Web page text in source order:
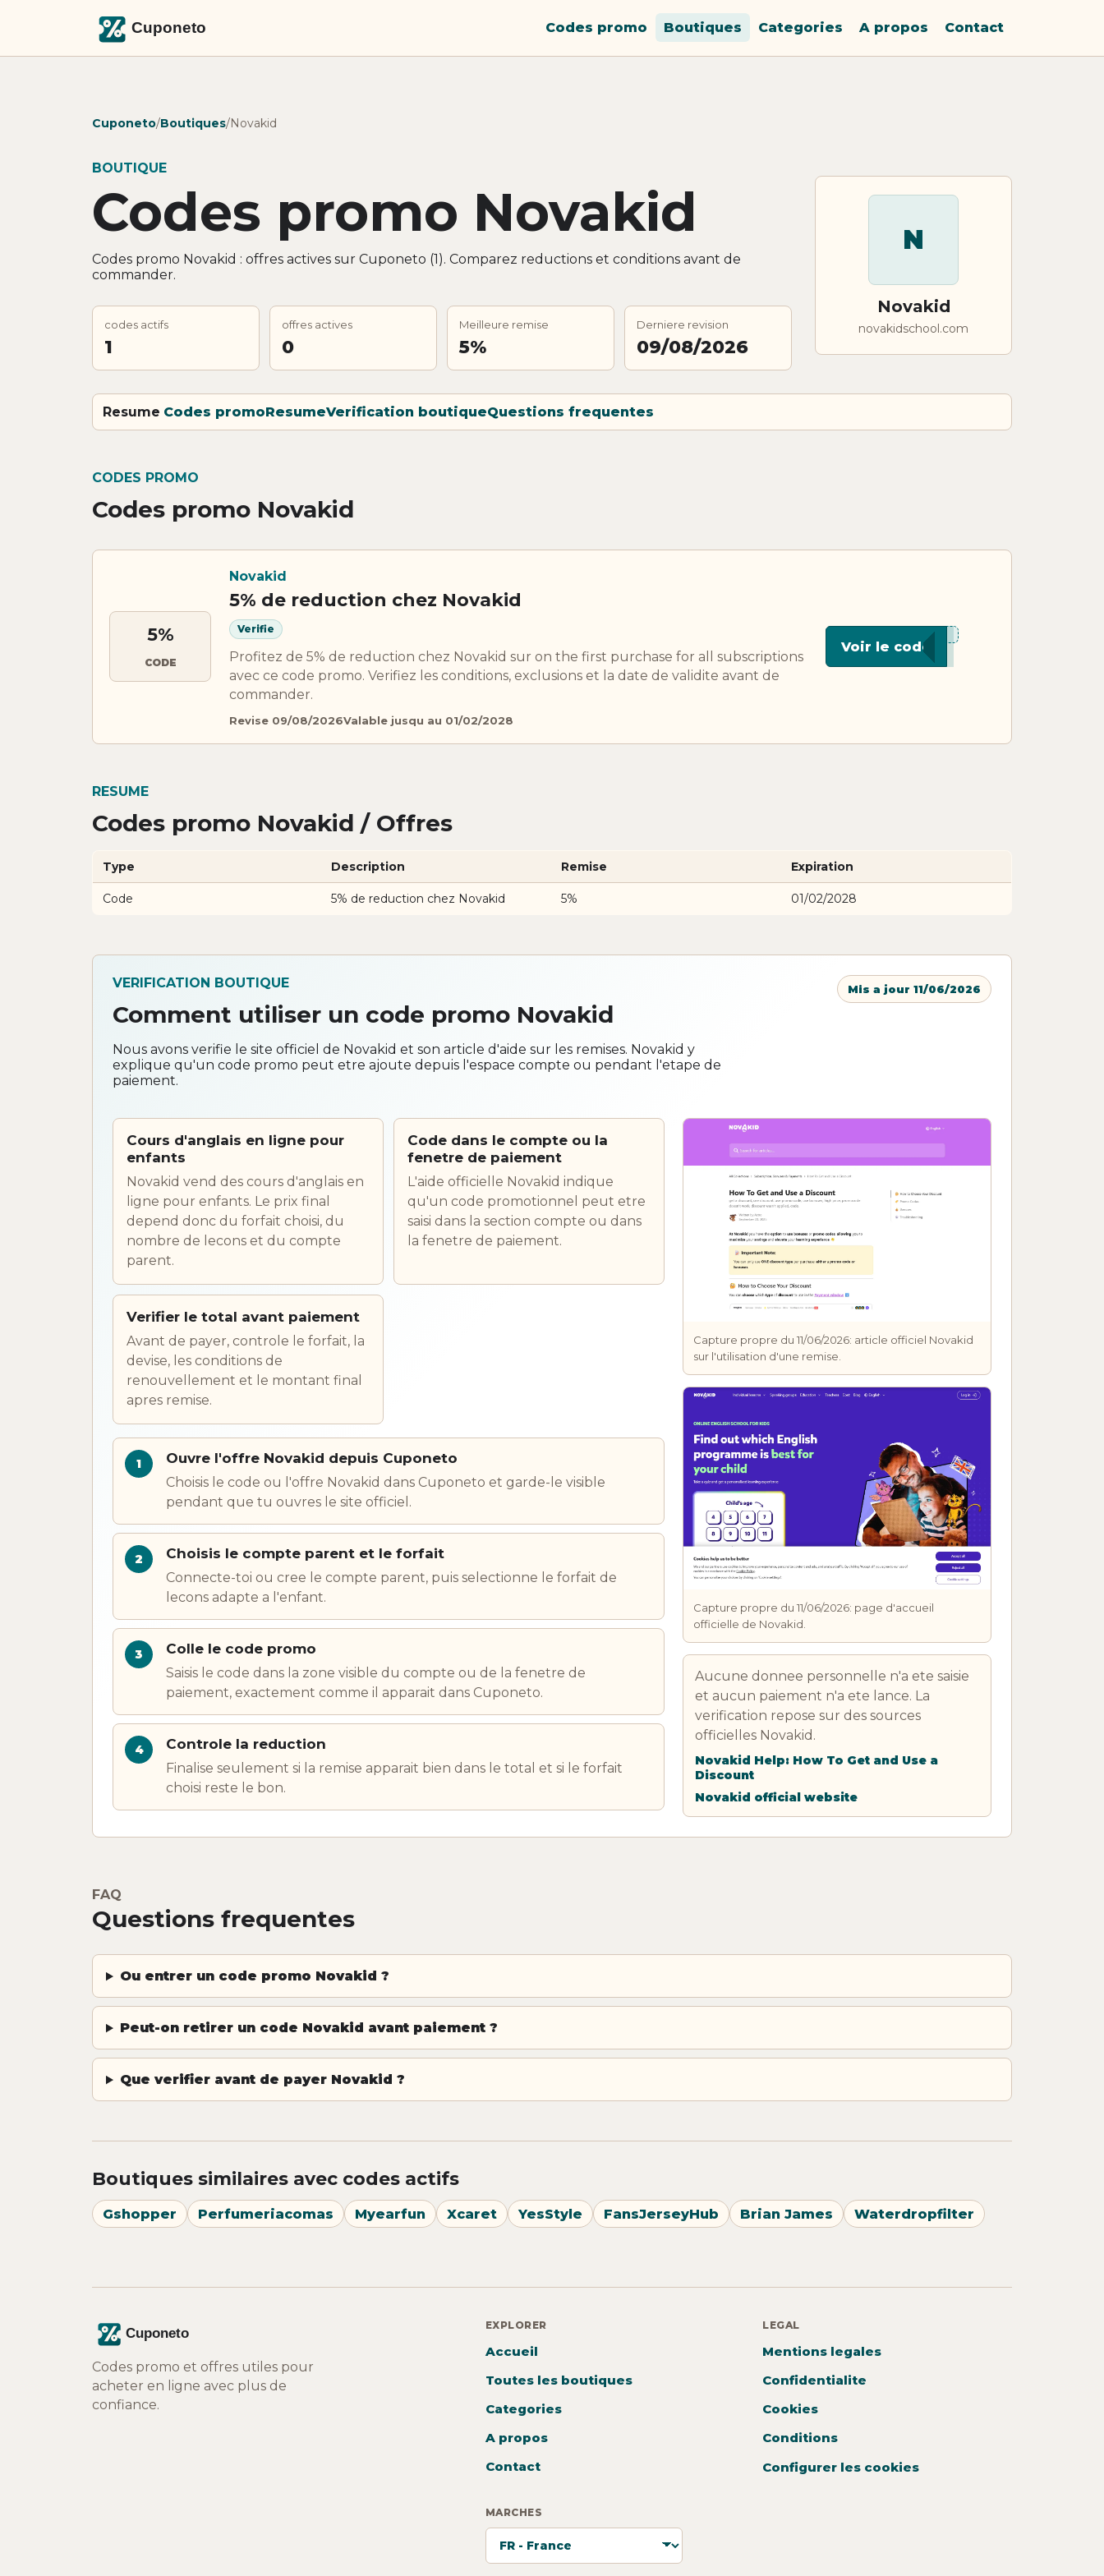
Codes promo Boutiques Categories A propos Contact
Cuponeto/Boutiques/Novakid
BOUTIQUE
Codes promo Novakid
Codes promo Novakid : offres actives sur Cuponeto (1). Comparez reductions et conditions avant de
commander.
codes actifs
1
offres actives
0
Meilleure remise
5%
Derniere revision
09/08/2026
N
Novakid
novakidschool.com
Resume Codes promoResumeVerification boutiqueQuestions frequentes
CODES PROMO
Codes promo Novakid
5%
CODE
Novakid
5% de reduction chez Novakid
Verifie
Profitez de 5% de reduction chez Novakid sur on the first purchase for all subscriptions
avec ce code promo. Verifiez les conditions, exclusions et la date de validite avant de
commander.
Revise 09/08/2026Valable jusqu au 01/02/2028
***IM5
Voir le code
RESUME
Codes promo Novakid / Offres
Type Description Remise Expiration
Code 5% de reduction chez Novakid 5% 01/02/2028
VERIFICATION BOUTIQUE
Comment utiliser un code promo Novakid
Nous avons verifie le site officiel de Novakid et son article d'aide sur les remises. Novakid y
explique qu'un code promo peut etre ajoute depuis l'espace compte ou pendant l'etape de
paiement.
Mis a jour 11/06/2026
Cours d'anglais en ligne pour
enfants
Novakid vend des cours d'anglais en
ligne pour enfants. Le prix final
depend donc du forfait choisi, du
nombre de lecons et du compte
parent.
Code dans le compte ou la
fenetre de paiement
L'aide officielle Novakid indique
qu'un code promotionnel peut etre
saisi dans la section compte ou dans
la fenetre de paiement.
Verifier le total avant paiement
Avant de payer, controle le forfait, la
devise, les conditions de
renouvellement et le montant final
apres remise.
Ouvre l'offre Novakid depuis Cuponeto
Choisis le code ou l'offre Novakid dans Cuponeto et garde-le visible
pendant que tu ouvres le site officiel.
Choisis le compte parent et le forfait
Connecte-toi ou cree le compte parent, puis selectionne le forfait de
lecons adapte a l'enfant.
Colle le code promo
Saisis le code dans la zone visible du compte ou de la fenetre de
paiement, exactement comme il apparait dans Cuponeto.
Controle la reduction
Finalise seulement si la remise apparait bien dans le total et si le forfait
choisi reste le bon.
Capture propre du 11/06/2026: article officiel Novakid
sur l'utilisation d'une remise.
Capture propre du 11/06/2026: page d'accueil
officielle de Novakid.
Aucune donnee personnelle n'a ete saisie
et aucun paiement n'a ete lance. La
verification repose sur des sources
officielles Novakid.
Novakid Help: How To Get and Use a
Discount
Novakid official website
FAQ
Questions frequentes
Ou entrer un code promo Novakid ?
Peut-on retirer un code Novakid avant paiement ?
Que verifier avant de payer Novakid ?
Boutiques similaires avec codes actifs
Gshopper Perfumeriacomas Myearfun Xcaret YesStyle FansJerseyHub Brian James Waterdropfilter
Codes promo et offres utiles pour
acheter en ligne avec plus de
confiance.
EXPLORER
Accueil
Toutes les boutiques
Categories
A propos
Contact
LEGAL
Mentions legales
Confidentialite
Cookies
Conditions
Configurer les cookies
MARCHES